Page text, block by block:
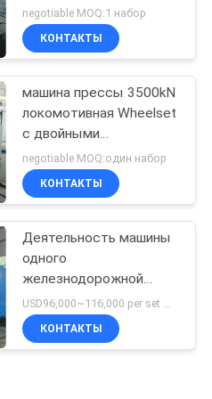
гидравлическая для
минирования
negotiable MOQ:1 набор
КОНТАКТЫ
машина прессы 3500kN
локомотивная Wheelset
с двойными
цилиндрами
negotiable MOQ:один набор
КОНТАКТЫ
Деятельность машины
одного
железнодорожной
прессы колеса
приспосабливая
бортовая
КОНТАКТЫ